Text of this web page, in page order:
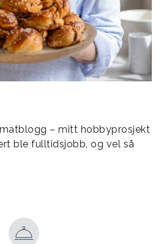
– mitt hobbyprosjekt
ble fulltidsjobb, og vel så